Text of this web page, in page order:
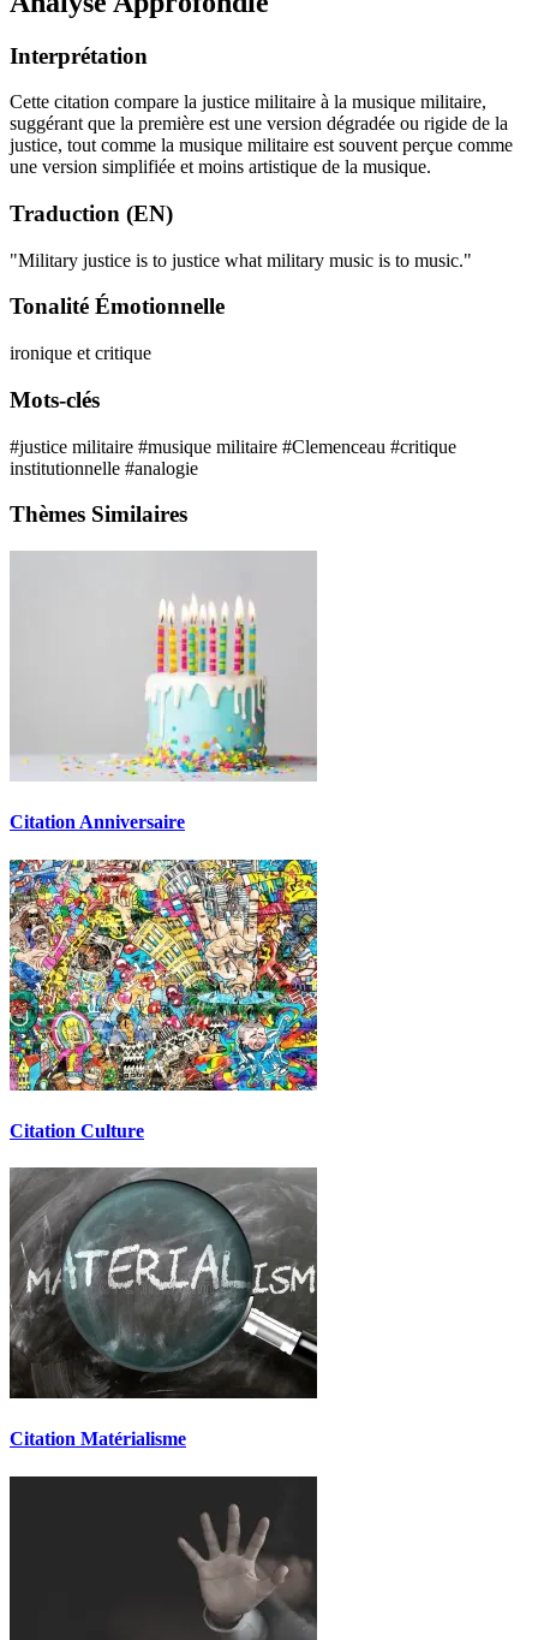
Interprétation
Cette citation compare la justice militaire à la musique militaire,
suggérant que la première est une version dégradée ou rigide de la
justice, tout comme la musique militaire est souvent perçue comme
une version simplifiée et moins artistique de la musique.
Traduction (EN)
"Military justice is to justice what military music is to music."
Tonalité Émotionnelle
ironique et critique
Mots-clés
#justice militaire #musique militaire #Clemenceau #critique
institutionnelle #analogie
Thèmes Similaires
Citation Anniversaire
Citation Culture
Citation Matérialisme